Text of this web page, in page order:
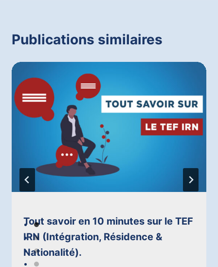
Publications similaires
Tout savoir en 10 minutes sur le TEF
IRN (Intégration, Résidence &
Nationalité).